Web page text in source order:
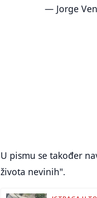
— Jorge
U pismu se također
života nevinih".